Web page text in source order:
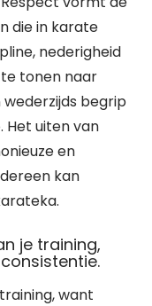
die in karate
nederigheid
tonen naar
begrip
Het uiten van
en
kan
je training,
want